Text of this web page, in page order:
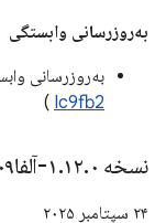
به‌روزرسانی وابستگی
به‌روزرسانی
Ic9fb2
)
نسخه ۱ .۱۲.۰-آلفا۰۹
۲۴ سپتامبر ۲۰۲۵